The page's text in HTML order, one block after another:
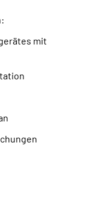
mit